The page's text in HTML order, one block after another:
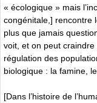
« écologique » mais
congénitale,] rencontre
plus que jamais
voit, et on peut
régulation des
biologique : la famine,
[Dans l’histoire de